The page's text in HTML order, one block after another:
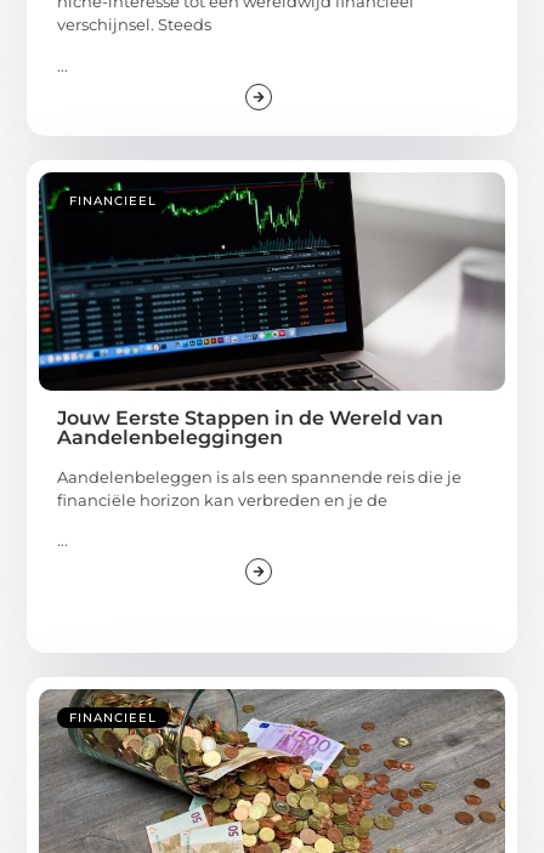
verschijnsel. Steeds
...
FINANCIEEL
Jouw Eerste Stappen in de Wereld van
Aandelenbeleggingen
Aandelenbeleggen is als een spannende reis die je
financiële horizon kan verbreden en je de
...
FINANCIEEL